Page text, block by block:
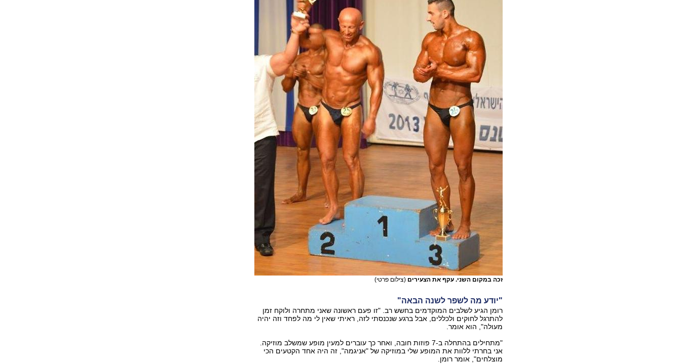
זכה במקום השני. עקף את הצעירים (צילום פרטי)
"יודע מה לשפר לשנה הבאה"
רומן הגיע לשלבים המוקדמים בחשש רב. "זו פעם ראשונה שאני מתחרה ולוקח זמן
להתרגל לחוקים ולכללים, אבל ברגע שנכנסתי לזה, ראיתי שאין לי מה לפחד וזה יהיה
מעולה", הוא אומר.
"מתחילים בהתחלה ב-7 פוזות חובה, ואחר כך עוברים למעין מופע שמשלב מוזיקה.
אני בחרתי ללוות את המופע שלי במוזיקה של "אניגמה", זה היה אחד הקטעים הכי
מוצלחים", אומר רומן.